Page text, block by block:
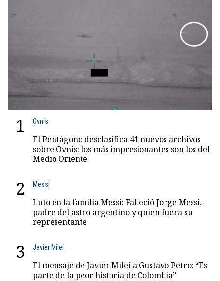
1 Ovnis
El Pentágono desclasifica 41 nuevos archivos
sobre Ovnis: los más impresionantes son los del
Medio Oriente
2 Messi
Luto en la familia Messi: Falleció Jorge Messi,
padre del astro argentino y quien fuera su
representante
3 Javier Milei
El mensaje de Javier Milei a Gustavo Petro: “Es
parte de la peor historia de Colombia”